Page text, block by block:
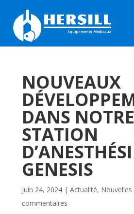
NOUVEAUX
DANS NOTRE
STATION
GENESIS
Juin 24, 2024| Actualité,
commentaires